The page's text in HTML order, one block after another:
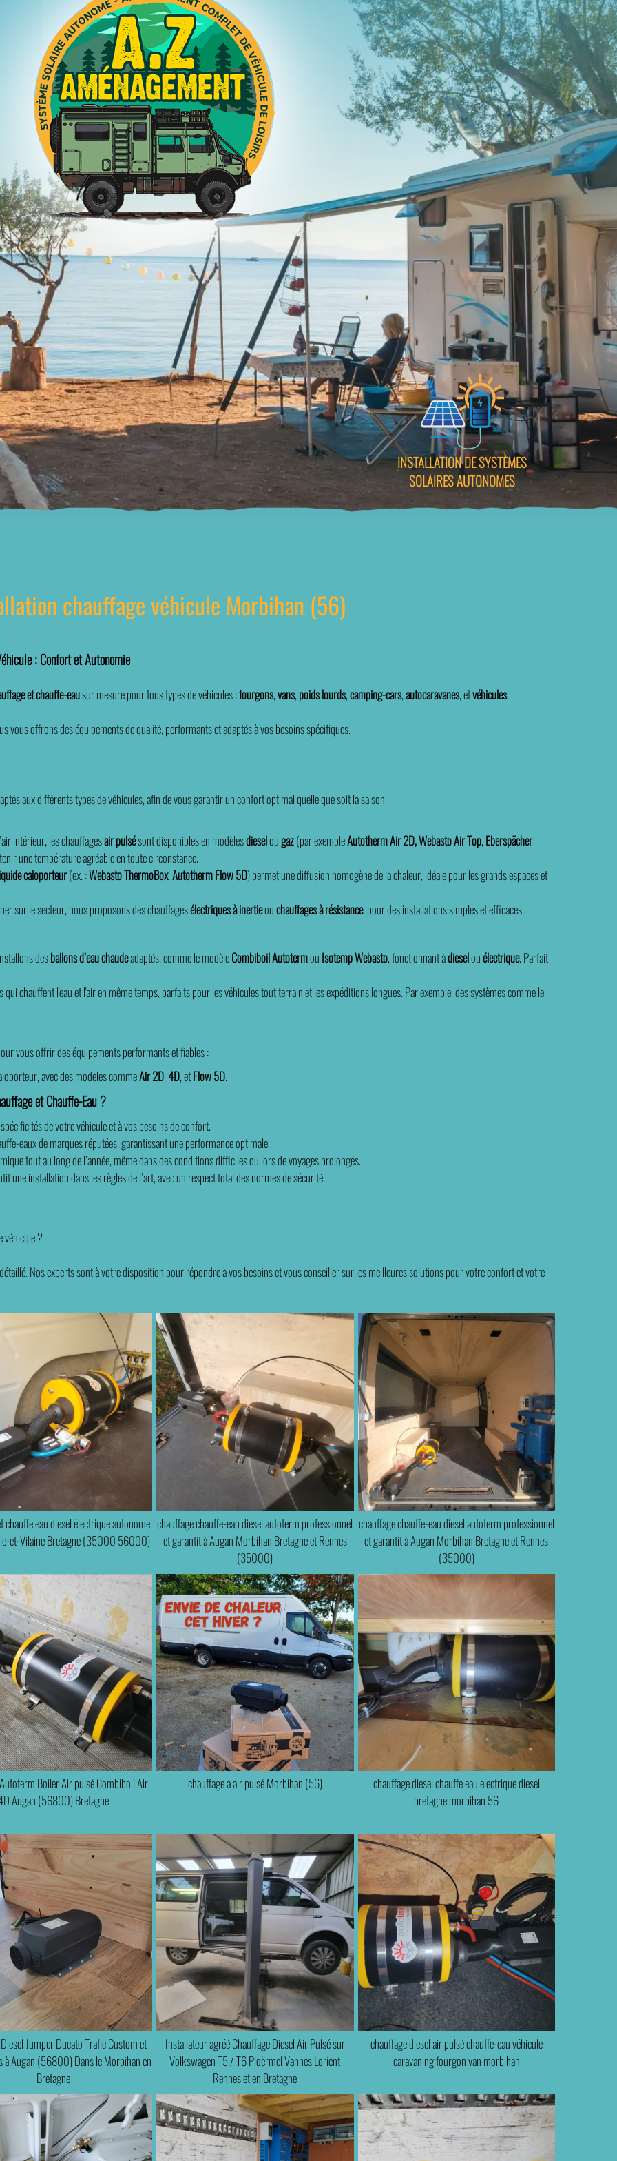
INSTALLATION DE SYSTÈMES
SOLAIRES AUTONOMES
chauffage véhicule Morbihan (56)
: Confort et Autonomie
et chauffe-eausur mesure pour tous types de véhicules :fourgons,vans,poids lourds,camping-cars,autocaravanes, etvéhicules
vous offrons des équipements de qualité, performants et adaptés à vos besoins spécifiques.
aux différents types de véhicules, afin de vous garantir un confort optimal quelle que soit la saison.
intérieur, les chauffagesair pulsésont disponibles en modèlesdieselougaz(par exempleAutotherm Air 2D,Webasto Air Top,Eberspächer
une température agréable en toute circonstance.
caloporteur(ex. :Webasto ThermoBox,Autotherm Flow 5D) permet une diffusion homogène de la chaleur, idéale pour les grands espaces et
sur le secteur, nous proposons des chauffagesélectriques à inertieouchauffages à résistance, pour des installations simples et efficaces.
desballons d’eau chaudeadaptés, comme le modèleCombiboil Autotermou Isotemp Webasto, fonctionnant àdieselouélectrique. Parfait
chauffent l'eau et l'air en même temps, parfaits pour les véhicules tout terrain et les expéditions longues. Par exemple, des systèmes comme le
vous offrir des équipements performants et fiables :
avec des modèles commeAir 2D,4D, etFlow 5D.
et Chauffe-Eau ?
de votre véhicule et à vos besoins de confort.
eaux de marques réputées, garantissant une performance optimale.
tout au long de l’année, même dans des conditions difficiles ou lors de voyages prolongés.
une installation dans les règles de l’art, avec un respect total des normes de sécurité.
véhicule ?
Nos experts sont à votre disposition pour répondre à vos besoins et vous conseiller sur les meilleures solutions pour votre confort et votre
chauffe eau diesel électrique autonome
et-Vilaine Bretagne (35000 56000)
chauffage chauffe-eau diesel autoterm professionnel
et garantit à Augan Morbihan Bretagne et Rennes
(35000)
chauffage chauffe-eau diesel autoterm professionnel
et garantit à Augan Morbihan Bretagne et Rennes
(35000)
Boiler Air pulsé Combiboil Air
Augan (56800) Bretagne
chauffage a air pulsé Morbihan (56)
chauffage diesel chauffe eau electrique diesel
bretagne morbihan 56
Jumper Ducato Trafic Custom et
à Augan (56800) Dans le Morbihan en
Bretagne
Installateur agréé Chauffage Diesel Air Pulsé sur
Volkswagen T5 / T6 Ploërmel Vannes Lorient
Rennes et en Bretagne
chauffage diesel air pulsé chauffe-eau véhicule
caravaning fourgon van morbihan